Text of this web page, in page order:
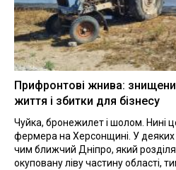
Прифронтові жнива:
життя і збитки для бізнесу
Чуйка, бронежилет і шолом. Нині
фермера на Херсонщині. У деяких
чим ближчий Дніпро, який
окуповану ліву частину області,